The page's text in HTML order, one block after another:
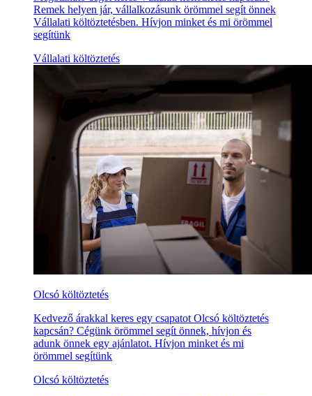
Remek helyen jár, vállalkozásunk örömmel segít önnek
Vállalati költöztetésben. Hívjon minket és mi örömmel
segítünk
Vállalati költöztetés
Olcsó költöztetés
Kedvező árakkal keres egy csapatot Olcsó költöztetés
kapcsán? Cégünk örömmel segít önnek, hívjon és
adunk önnek egy ajánlatot. Hívjon minket és mi
örömmel segítünk
Olcsó költöztetés